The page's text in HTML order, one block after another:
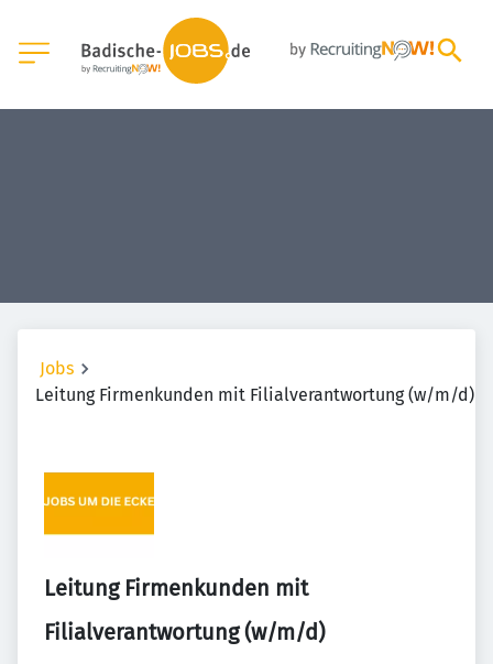
Jobs
Leitung Firmenkunden mit Filialverantwortung (w/m/d)
Leitung Firmenkunden mit
Filialverantwortung (w/m/d)